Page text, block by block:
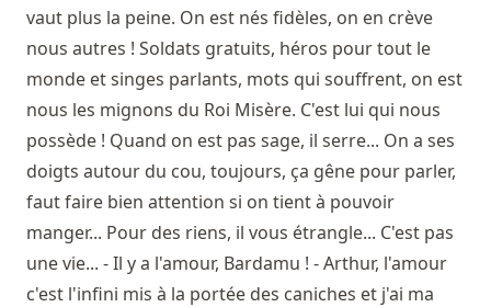
vaut plus la peine. On est nés fidèles, on en crève
nous autres ! Soldats gratuits, héros pour tout le
monde et singes parlants, mots qui souffrent, on est
nous les mignons du Roi Misère. C'est lui qui nous
possède ! Quand on est pas sage, il serre... On a ses
doigts autour du cou, toujours, ça gêne pour parler,
faut faire bien attention si on tient à pouvoir
manger... Pour des riens, il vous étrangle... C'est pas
une vie... - Il y a l'amour, Bardamu ! - Arthur, l'amour
c'est l'infini mis à la portée des caniches et j'ai ma